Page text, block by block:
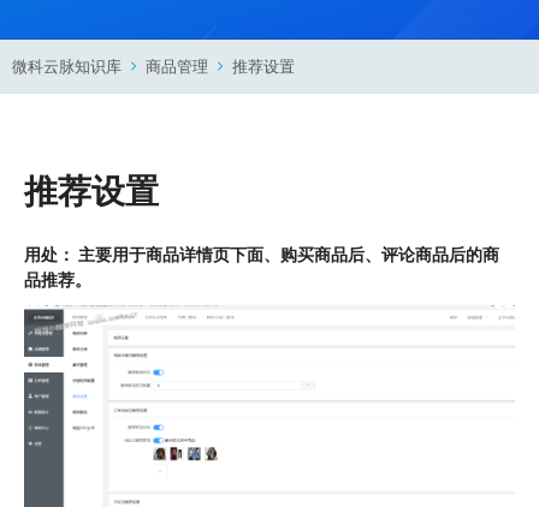
微科云脉知识库 商品管理 推荐设置
推荐设置
用处： 主要用于商品详情页下面、购买商品后、评论商品后的商
品推荐。